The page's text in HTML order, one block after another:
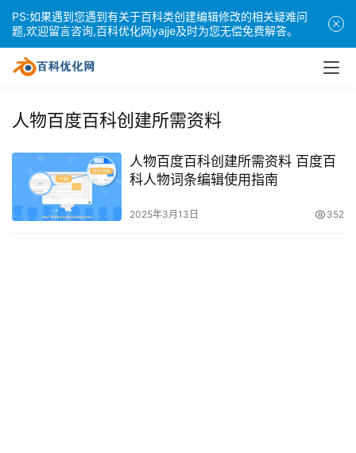
人物百度百科创建所需资料
人物百度百科创建所需资料 百度百
科人物词条编辑使用指南
2025年3月13日 352
PS:如果遇到您遇到有关于百科类创建编辑修改的相关疑难问
题,欢迎留言咨询,百科优化网yajje及时为您无偿免费解答。